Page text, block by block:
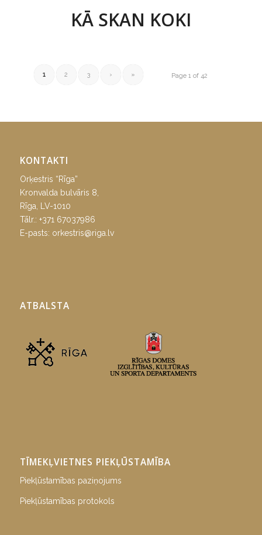
KĀ SKAN KOKI
Page 1 of 42
1 2 3 › »
KONTAKTI
Orķestris “Rīga”
Kronvalda bulvāris 8,
Rīga, LV-1010
Tālr.: +371 67037986
E-pasts: orkestris@riga.lv
ATBALSTA
TĪMEKĻVIETNES PIEKĻŪSTAMĪBA
Piekļūstamības paziņojums
Piekļūstamības protokols